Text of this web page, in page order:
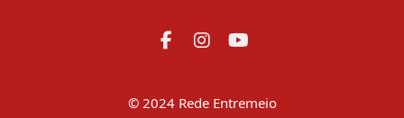
© 2024 Rede Entremeio